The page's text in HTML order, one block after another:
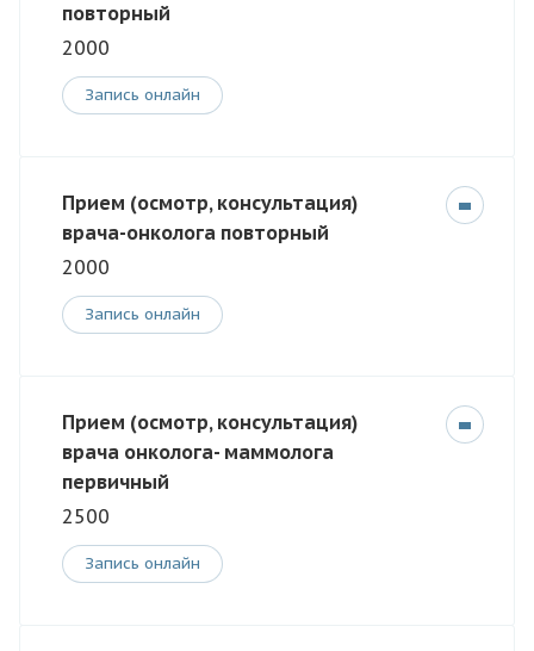
повторный
2000
Запись онлайн
Прием (осмотр, консультация)
врача-онколога повторный
2000
Запись онлайн
Прием (осмотр, консультация)
врача онколога- маммолога
первичный
2500
Запись онлайн